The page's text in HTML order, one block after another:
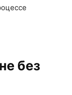
без